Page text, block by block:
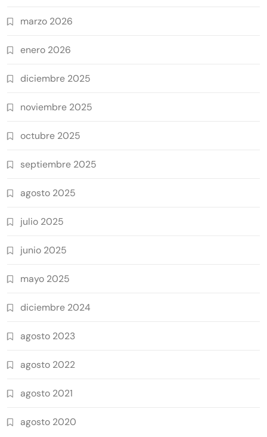
marzo 2026
enero 2026
diciembre 2025
noviembre 2025
octubre 2025
septiembre 2025
agosto 2025
julio 2025
junio 2025
mayo 2025
diciembre 2024
agosto 2023
agosto 2022
agosto 2021
agosto 2020